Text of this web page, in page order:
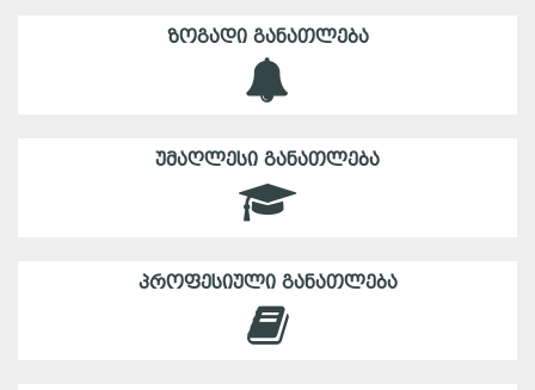
ᲖᲝᲒᲐᲓᲘ ᲒᲐᲜᲐᲗᲚᲔᲑᲐ
ᲣᲛᲐᲦᲚᲔᲡᲘ ᲒᲐᲜᲐᲗᲚᲔᲑᲐ
ᲞᲠᲝᲤᲔᲡᲘᲣᲚᲘ ᲒᲐᲜᲐᲗᲚᲔᲑᲐ